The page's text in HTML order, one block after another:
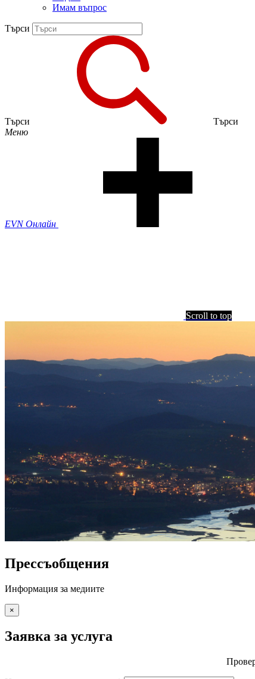
Имам въпрос
Търси
Търси
Търси
Меню
EVN Онлайн
Scroll to top
Прессъобщения
Информация за медиите
×
Заявка за услуга